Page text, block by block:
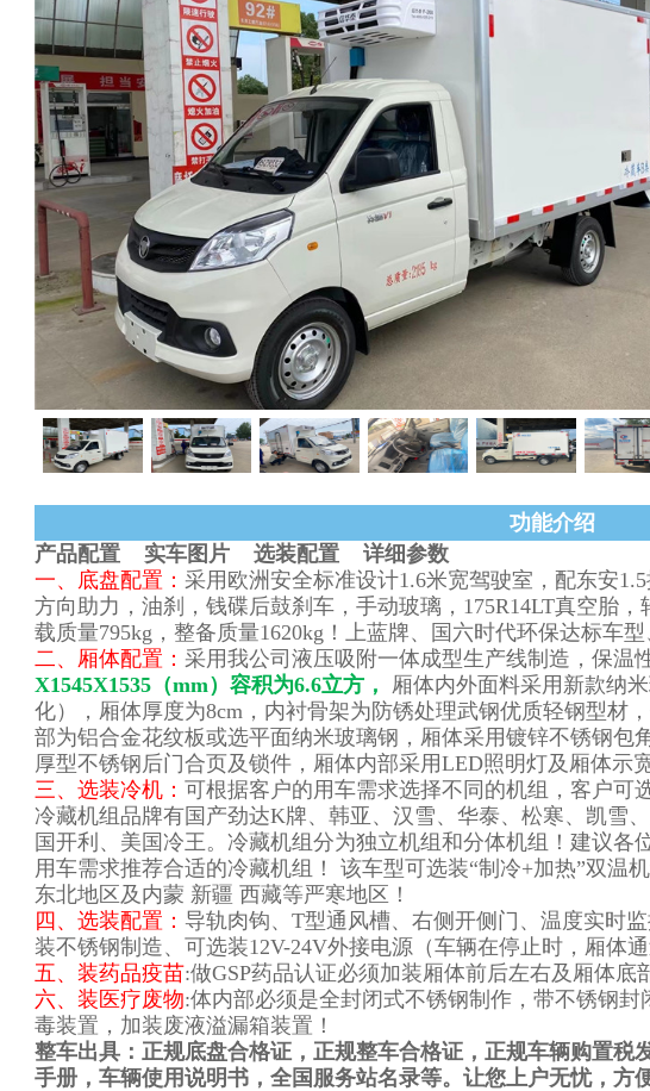
功能介绍
产品配置 实车图片 选装配置 详细参数
一、底盘配置： 采用欧洲安全标准设计1.6米宽驾驶室，配东安
方向助力，油刹，钱碟后鼓刹车，手动玻璃，175R14LT真空胎，
载质量795kg，整备质量1620kg！上蓝牌、国六时代环保达标车型
二、厢体配置： 采用我公司液压吸附一体成型生产线制造，保温
X1545X1535（mm）容积为6.6立方，
厢体内外面料采用新款纳
化），厢体厚度为8cm，内衬骨架为防锈处理武钢优质轻钢型材
部为铝合金花纹板或选平面纳米玻璃钢，厢体采用镀锌不锈钢包
厚型不锈钢后门合页及锁件，厢体内部采用LED照明灯及厢体示宽
三、选装冷机： 可根据客户的用车需求选择不同的机组，客户
冷藏机组品牌有国产劲达K牌、韩亚、汉雪、华泰、松寒、凯雪
国开利、美国冷王。冷藏机组分为独立机组和分体机组！建议各
用车需求推荐合适的冷藏机组！ 该车型可选装“制冷+加热”双
东北地区及内蒙 新疆 西藏等严寒地区！
四、选装配置： 导轨肉钩、T型通风槽、右侧开侧门、温度实时
装不锈钢制造、可选装12V-24V外接电源（车辆在停止时，厢体
五、装药品疫苗:做GSP药品认证必须加装厢体前后左右及厢体底
六、装医疗废物:体内部必须是全封闭式不锈钢制作，带不锈钢
毒装置，加装废液溢漏箱装置！
整车出具：正规底盘合格证，正规整车合格证，正规车辆购置税
手册，车辆使用说明书，全国服务站名录等。让您上户无忧，方